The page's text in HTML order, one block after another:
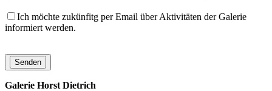
Ich möchte zukünfitg per Email über Aktivitäten der Galerie
informiert werden.
Galerie Horst Dietrich